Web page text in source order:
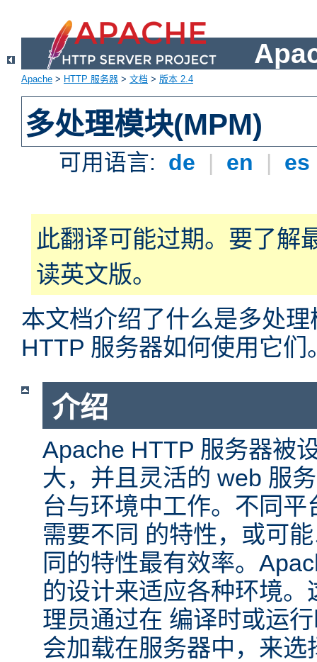
Apache > HTTP 服务器 > 文档 > 版本 2.4
多处理模块(MPM)
可用语言: de | en | es
此翻译可能过期。要了解
读英文版。
本文档介绍了什么是多处
HTTP 服务器如何使用它们
介绍
Apache HTTP 服务器被
大，并且灵活的 web 服
台与环境中工作。不同
需要不同 的特性，或可
同的特性最有效率。
的设计来适应各种环境
理员通过在 编译时或运
会加载在服务器中，来选